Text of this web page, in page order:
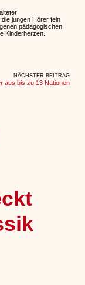
jungen Hörer fein
pädagogischen
Kinderherzen.
NÄCHSTER BEITRAG
aus bis zu 13 Nationen